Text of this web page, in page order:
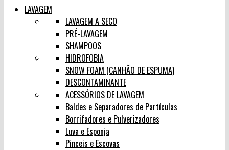
LAVAGEM
LAVAGEM A SECO
PRÉ-LAVAGEM
SHAMPOOS
HIDROFOBIA
SNOW FOAM (CANHÃO DE ESPUMA)
DESCONTAMINANTE
ACESSÓRIOS DE LAVAGEM
Baldes e Separadores de Partículas
Borrifadores e Pulverizadores
Luva e Esponja
Pinceis e Escovas